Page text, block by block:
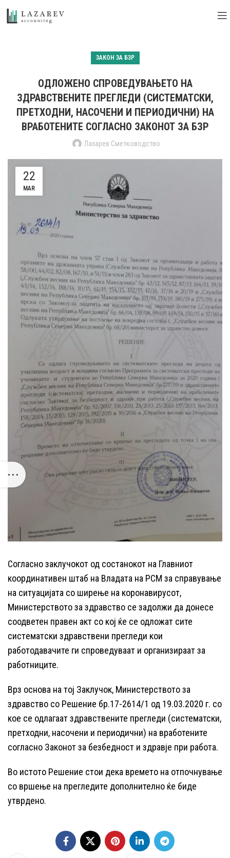
ЗАКОН ЗА БЗР
ОДЛОЖЕНО СПРОВЕДУВАЊЕТО НА
ЗДРАВСТВЕНИТЕ ПРЕГЛЕДИ (СИСТЕМАТСКИ,
ПРЕТХОДНИ, НАСОЧЕНИ И ПЕРИОДИЧНИ) НА
ВРАБОТЕНИТЕ СОГЛАСНО ЗАКОНОТ ЗА БЗР
Лазарев Сметководство
22
MAR
Согласно заклучокот од состанокот на Главниот
координативен штаб на Владата на РСМ за справување
на ситуацијата со ширење на коронавирусот,
Министерството за здравство се задолжи да донесе
соодветен правен акт со кој ќе се одложат сите
сиcтeмaтcки здравствени прегледи кои
работодавачите ги спроведуваат и организираат за
работниците.
Врз основа на тој Заклучок, Министерството за
здравство со Решение бр.17-2614/1 од 19.03.2020 г. со
кое се одлагаат здравствените прегледи (систематски,
претходни, нaсочени и периодични) на вработените
согласно Законот за безбедност и здравје при работа.
Во истото Решение стои дека времето на отпочнување
со вршење на прегледите дополнително ќе биде
утврдено.